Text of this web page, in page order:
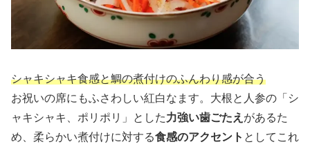
シャキシャキ食感と鯛の煮付けのふんわり感が合う
お祝いの席にもふさわしい紅白なます。大根と人参の「シ
ャキシャキ、ポリポリ」とした力強い歯ごたえ があるた
め、柔らかい煮付けに対する食感のアクセント としてこれ